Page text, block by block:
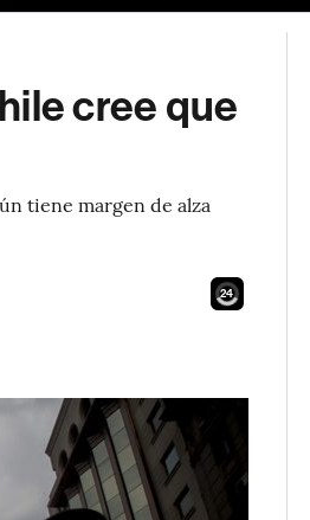
cree que
tiene margen de alza
22